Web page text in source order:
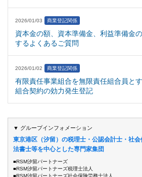
2026/01/03 商業登記関係
資本金の額、資本準備金、利益準備金
するよくあるご質問
2026/01/02 商業登記関係
有限責任事業組合を無限責任組合員と
組合契約の効力発生登記
▼ グループインフォメーション
東京港区（汐留）の税理士・公認会計士・社
法書士等を中心とした専門家集団
■RSM汐留パートナーズ
■RSM汐留パートナーズ税理士法人
■RSM汐留パートナーズ社会保険労務士法人